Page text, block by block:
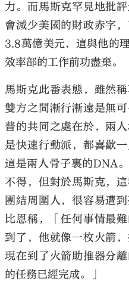
力。而馬斯克罕見地批
會減少美國的財政赤字
3.8萬億美元，這與他的
效率部的工作前功盡棄。
馬斯克此番表態，雖然
雙方之間漸行漸遠是無
普的共同之處在於，兩
是快速行動派，都喜歡
這是兩人骨子裏的DNA
不得，但對於馬斯克，
團結周圍人，很容易遭
比恩稱，「任何事情最
到了，他就像一枚火箭
現在到了火箭助推器分
的任務已經完成。」